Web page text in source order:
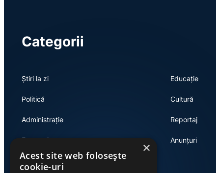
Categorii
Știri la zi
Politică
Administrație
Economie
Educație
Cultură
Reportaj
Anunțuri
×
Acest site web folosește
cookie-uri